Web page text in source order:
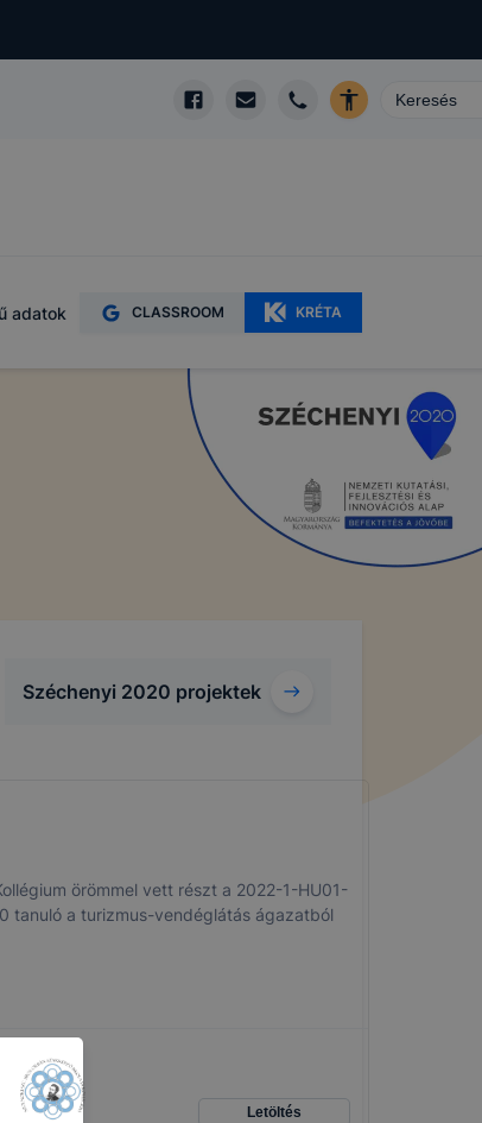
adatok CLASSROOM KRÉTA
Széchenyi 2020 projektek
örömmel vett részt a 2022-1-HU01-
tanuló a turizmus-vendéglátás ágazatból
Letöltés